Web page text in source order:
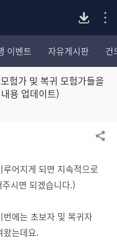
이벤트 자유게시판 건
험가 및 복귀 모험가들을
용 업데이트)
공유하기
어지게 되면 지속적으로
시면 되겠습니다.)
에는 초보자 및 복귀자
왔는데요.